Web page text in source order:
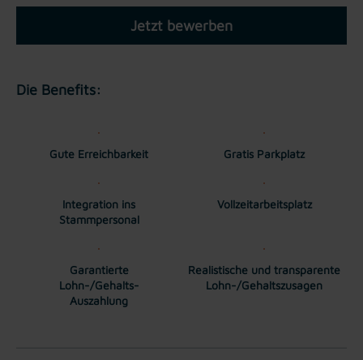
Jetzt bewerben
Die Benefits:
Gute Erreichbarkeit Gratis Parkplatz
Integration ins
Stammpersonal
Vollzeitarbeitsplatz
Garantierte
Lohn-/Gehalts-
Auszahlung
Realistische und transparente
Lohn-/Gehaltszusagen